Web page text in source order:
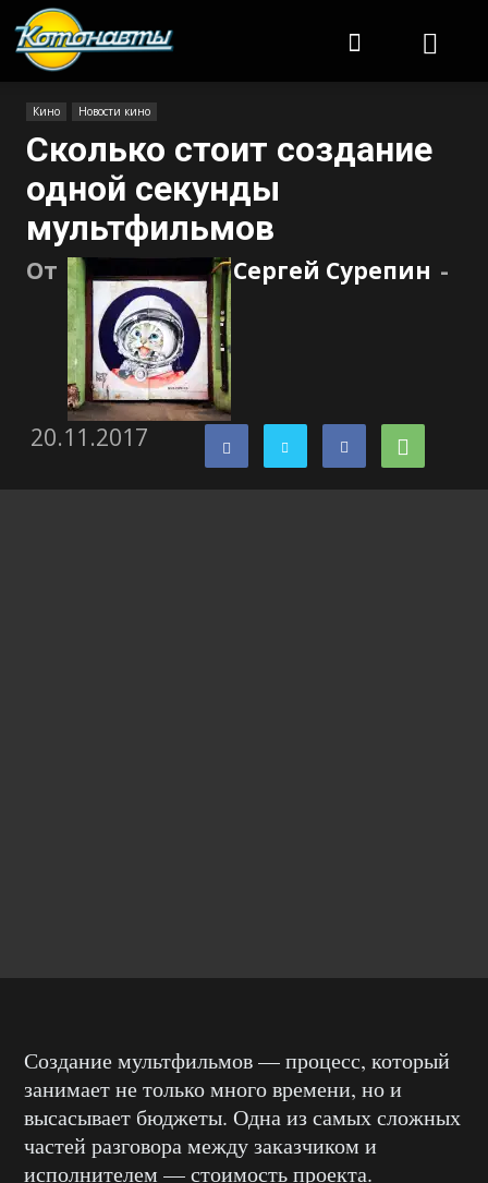
Кино Новости кино
Сколько стоит создание
одной секунды
мультфильмов
От Сергей Сурепин -
20.11.2017
Создание мультфильмов — процесс, который
занимает не только много времени, но и
высасывает бюджеты. Одна из самых сложных
частей разговора между заказчиком и
исполнителем — стоимость проекта.